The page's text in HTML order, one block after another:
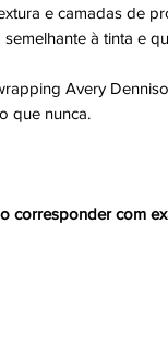
e camadas de
à tinta e
Avery
que nunca.
corresponder com